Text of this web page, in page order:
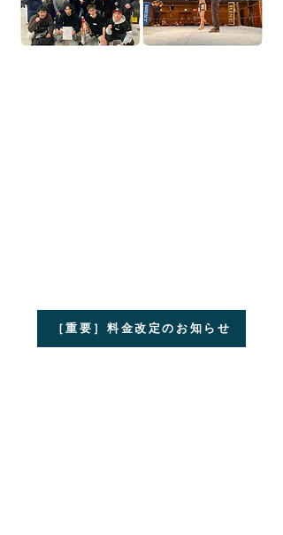
［重要］料金改定のお知らせ